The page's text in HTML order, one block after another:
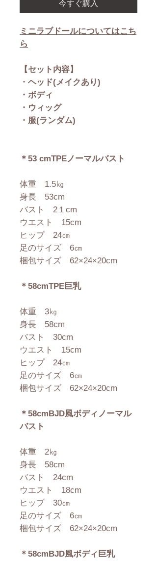
今すぐ購入
ミニラブドールについてはこち
ら
【セット内容】
・ヘッド(メイクあり)
・ボディ
・ウィッグ
・服(ランダム)
＊53 cmTPEノーマルバスト
体重 1.5㎏
身長 53cm
バスト 2１cm
ウエスト 15cm
ヒップ 24㎝
足のサイズ 6㎝
梱包サイズ 62×24×20cm
＊58cmTPE巨乳
体重 3㎏
身長 58cm
バスト 30cm
ウエスト 15cm
ヒップ 24㎝
足のサイズ 6㎝
梱包サイズ 62×24×20cm
＊58cmBJD風ボディノーマル
バスト
体重 2㎏
身長 58cm
バスト 24cm
ウエスト 18cm
ヒップ 30㎝
足のサイズ 6㎝
梱包サイズ 62×24×20cm
＊58cmBJD風ボディ巨乳